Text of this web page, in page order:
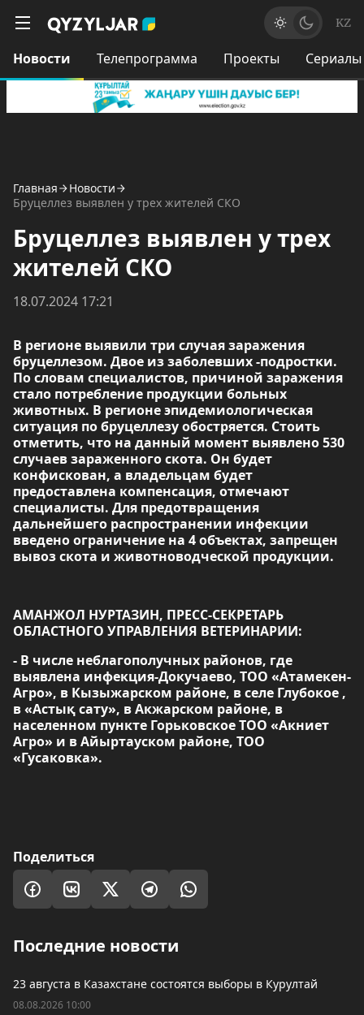
KZ
Новости Телепрограмма Проекты Сериалы
Главная
Новости
Бруцеллез выявлен у трех жителей СКО
Бруцеллез выявлен у трех
жителей СКО
18.07.2024 17:21
В регионе выявили три случая заражения
бруцеллезом. Двое из заболевших -подростки.
По словам специалистов, причиной заражения
стало потребление продукции больных
животных. В регионе эпидемиологическая
ситуация по бруцеллезу обостряется. Стоить
отметить, что на данный момент выявлено 530
случаев зараженного скота. Он будет
конфискован, а владельцам будет
предоставлена компенсация, отмечают
специалисты. Для предотвращения
дальнейшего распространении инфекции
введено ограничение на 4 объектах, запрещен
вывоз скота и животноводческой продукции.
АМАНЖОЛ НУРТАЗИН, ПРЕСС-СЕКРЕТАРЬ
ОБЛАСТНОГО УПРАВЛЕНИЯ ВЕТЕРИНАРИИ:
- В числе неблагополучных районов, где
выявлена инфекция-Докучаево, ТОО «Атамекен-
Агро», в Кызыжарском районе, в селе Глубокое ,
в «Астық сату», в Акжарском районе, в
населенном пункте Горьковское ТОО «Акниет
Агро» и в Айыртауском районе, ТОО
«Гусаковка».
Поделиться
Последние новости
23 августа в Казахстане состоятся выборы в Курултай
08.08.2026 10:00